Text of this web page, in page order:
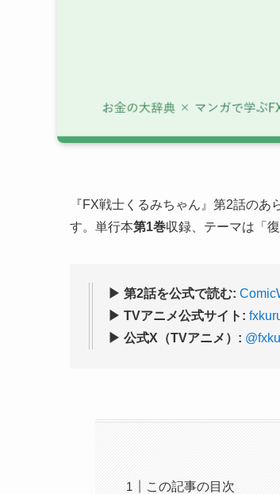
『FX戦士くるみちゃん』第2話の
す。単行本第1巻収録、テーマは「
▶ 第2話を公式で読む:
▶ TVアニメ公式サイト:
▶ 公式X（TVアニメ）:
この記事の目次